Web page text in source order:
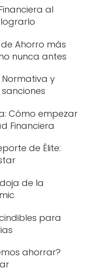
al
Ahorro más
nunca antes
y
Cómo empezar
Financiera
de Élite:
de la
para
ahorrar?